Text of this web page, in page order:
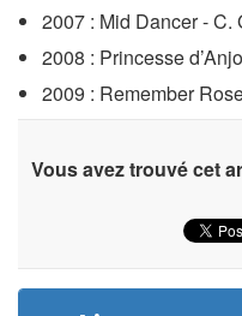
2007 : Mid Dancer -
2008 : Princesse
2009 : Remember
Vous avez trouvé cet